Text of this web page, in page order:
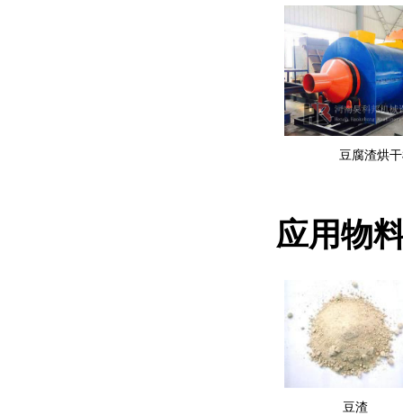
豆腐渣烘
应用物
豆渣